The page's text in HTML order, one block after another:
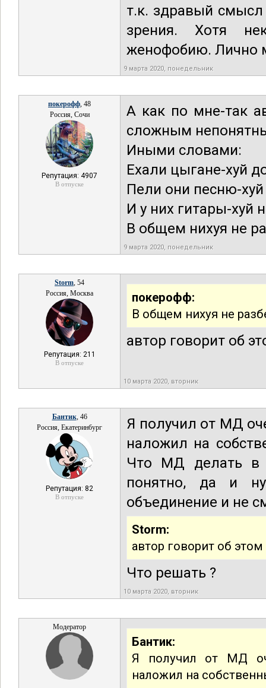
т.к. здравый смысл
зрения. Хотя
женофобию. Лично
9 марта 2020, понедельник
покерофф, 48
Россия, Сочи
Репутация: 4907
В отпуске
А как по мне-так
сложным
Иными словами:
Ехали цыгане-хуй
Пели они песню-
И у них гитары-хуй
В общем нихуя не
9 марта 2020, понедельник
Storm, 54
Россия, Москва
Репутация: 211
В отпуске
покерофф:
В общем нихуя не
автор говорит об
10 марта 2020, вторник
Бантик, 46
Россия, Екатеринбург
Репутация: 82
В отпуске
Я получил от МД
наложил на
Что МД делать в
понятно, да и
объединение и не
Storm:
автор говорит об
Что решать ?
10 марта 2020, вторник
Модератор
Бантик:
Я получил от МД
наложил на